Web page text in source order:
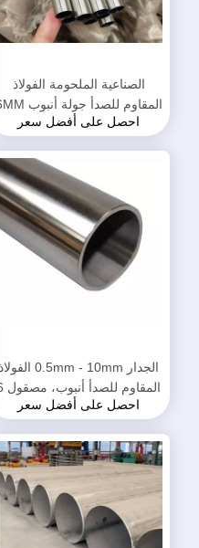
الصناعية الملحومة الفولاذ
المقاوم للصدأ جولة أنبوب 6MM
- 300MM القطر الاسمي
احصل على أفضل سعر
الجدار 0.5mm - 10mm الفولاذ
المقاوم للصدأ أنبوب، مصقول 6
بوصة الفولاذ المقاوم للصدأ
احصل على أفضل سعر